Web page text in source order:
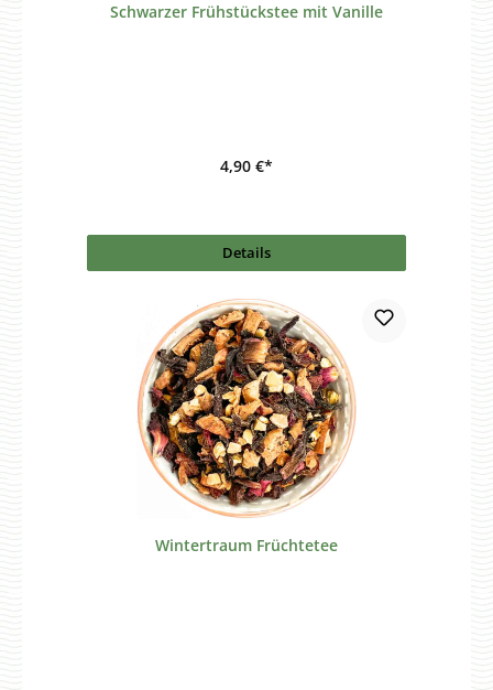
Schwarzer Frühstückstee mit Vanille
4,90 €*
Details
Wintertraum Früchtetee